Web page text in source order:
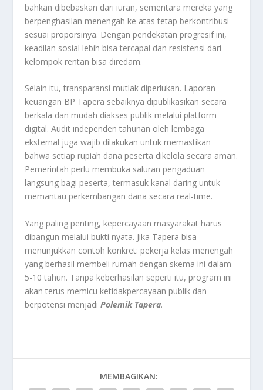
bahkan dibebaskan dari iuran, sementara mereka yang
berpenghasilan menengah ke atas tetap berkontribusi
sesuai proporsinya. Dengan pendekatan progresif ini,
keadilan sosial lebih bisa tercapai dan resistensi dari
kelompok rentan bisa diredam.
Selain itu, transparansi mutlak diperlukan. Laporan
keuangan BP Tapera sebaiknya dipublikasikan secara
berkala dan mudah diakses publik melalui platform
digital. Audit independen tahunan oleh lembaga
eksternal juga wajib dilakukan untuk memastikan
bahwa setiap rupiah dana peserta dikelola secara aman.
Pemerintah perlu membuka saluran pengaduan
langsung bagi peserta, termasuk kanal daring untuk
memantau perkembangan dana secara real-time.
Yang paling penting, kepercayaan masyarakat harus
dibangun melalui bukti nyata. Jika Tapera bisa
menunjukkan contoh konkret: pekerja kelas menengah
yang berhasil membeli rumah dengan skema ini dalam
5-10 tahun. Tanpa keberhasilan seperti itu, program ini
akan terus memicu ketidakpercayaan publik dan
berpotensi menjadiPolemik Tapera.
MEMBAGIKAN: